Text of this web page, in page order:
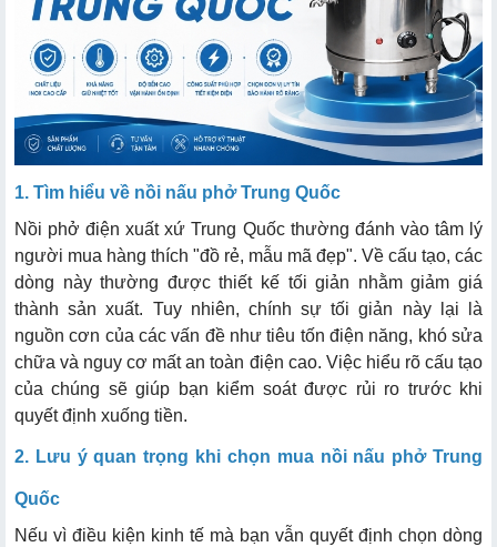
2.2. Kiểm tra vị trí hệ thống điều khiển điện
2.3. Ưu tiên bộ gia nhiệt dạng thanh nhiệt
2.4. Kiểm tra độ dày của lớp cách nhiệt
2.5. Chế độ bảo hành và linh kiện điện tử
1. Tìm hiểu về nồi nấu phở Trung Quốc
Nồi phở điện xuất xứ Trung Quốc thường đánh vào tâm lý
người mua hàng thích "đồ rẻ, mẫu mã đẹp". Về cấu tạo, các
dòng này thường được thiết kế tối giản nhằm giảm giá
thành sản xuất. Tuy nhiên, chính sự tối giản này lại là
nguồn cơn của các vấn đề như tiêu tốn điện năng, khó sửa
chữa và nguy cơ mất an toàn điện cao. Việc hiểu rõ cấu tạo
của chúng sẽ giúp bạn kiểm soát được rủi ro trước khi
quyết định xuống tiền.
2. Lưu ý quan trọng khi chọn mua nồi nấu phở Trung
Quốc
Nếu vì điều kiện kinh tế mà bạn vẫn quyết định chọn dòng